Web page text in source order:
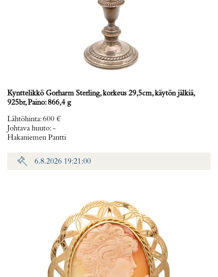
Kynttelikkö Gorharm Sterling, korkeus 29,5cm, käytön jälkiä,
925br, Paino: 866,4 g
Lähtöhinta:600 €
Johtava huuto:-
Hakaniemen Pantti
6.8.2026 19:21:00